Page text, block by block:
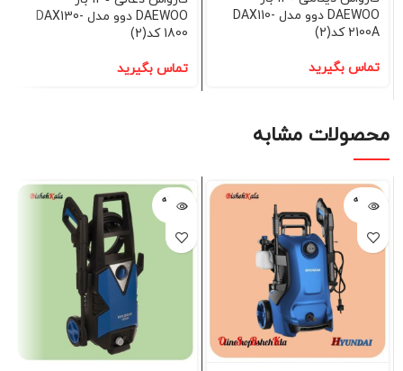
DAEWOO دوو مدل DAX110-
2100A کد(2)
تماس بگیرید
DAEWOO دوو مدل DAX130-
1800 کد(2)
تماس بگیرید
محصولات مشابه
فروخته
شده
فروخته
شده